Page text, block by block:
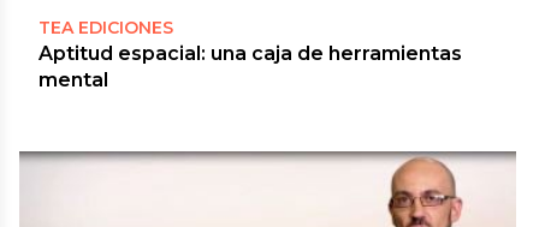
TEA EDICIONES
Aptitud espacial: una caja de herramientas
mental